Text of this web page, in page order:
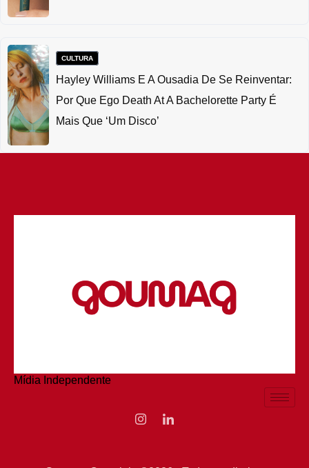
CULTURA
Hayley Williams E A Ousadia De Se Reinventar:
Por Que Ego Death At A Bachelorette Party É
Mais Que ‘um Disco’
Mídia Independente